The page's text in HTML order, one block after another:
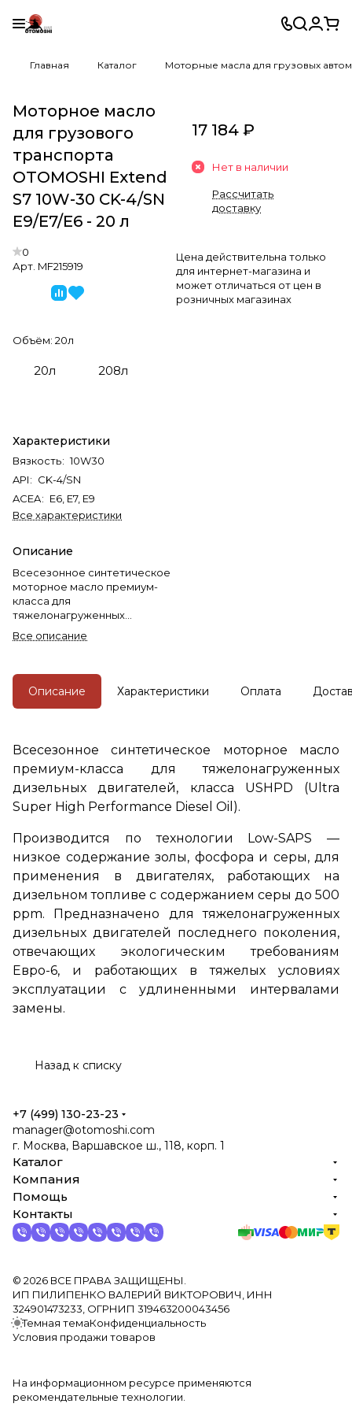
Главная Каталог Моторные масла для грузовых
Моторное масло
для грузового
транспорта
OTOMOSHI Extend
S7 10W-30 CK-4/SN
E9/E7/E6 - 20 л
0
Арт. MF215919
Объём: 20л
20л 208л
Характеристики
Вязкость: 10W30
API: CK-4/SN
ACEA: E6, E7, E9
Все характеристики
Описание
Всесезонное синтетическое
моторное масло премиум-
класса для
тяжелонагруженных
USHPD (Ultra Super High
Все описание
17 184 ₽
Нет в наличии
Рассчитать
доставку
Цена действительна только
для интернет-магазина и
может отличаться от цен в
розничных магазинах
Описание Характеристики Оплата
Всесезонное синтетическое моторное масло
премиум-класса для тяжелонагруженных
дизельных двигателей, класса USHPD (Ultra
Super High Performance Diesel Oil).
Производится по технологии Low-SAPS —
низкое содержание золы, фосфора и серы, для
применения в двигателях, работающих на
дизельном топливе с содержанием серы до 500
ppm. Предназначено для тяжелонагруженных
дизельных двигателей последнего поколения,
отвечающих экологическим требованиям
Евро-6, и работающих в тяжелых условиях
эксплуатации с удлиненными интервалами
замены.
Назад к списку
+7 (499) 130-23-23
manager@otomoshi.com
г. Москва, Варшавское ш., 118, корп. 1
Каталог
Компания
Помощь
Контакты
© 2026 ВСЕ ПРАВА ЗАЩИЩЕНЫ.
ИП ПИЛИПЕНКО ВАЛЕРИЙ ВИКТОРОВИЧ, ИНН
324901473233, ОГРНИП 319463200043456
Темная темаКонфиденциальность
Условия продажи товаров
На информационном ресурсе применяются
рекомендательные технологии.